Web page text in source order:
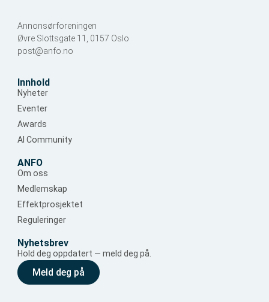
Annonsørforeningen
Øvre Slottsgate 11, 0157 Oslo
post@anfo.no
Innhold
Nyheter
Eventer
Awards
AI Community
ANFO
Om oss
Medlemskap
Effektprosjektet
Reguleringer
Nyhetsbrev
Hold deg oppdatert — meld deg på.
Meld deg på